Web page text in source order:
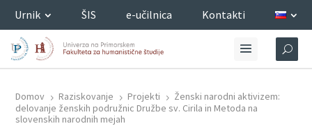
Urnik ŠIS e-učilnica Kontakti
Domov 5 Raziskovanje 5 Projekti 5 Ženski narodni aktivizem:
delovanje ženskih podružnic Družbe sv. Cirila in Metoda na
slovenskih narodnih mejah